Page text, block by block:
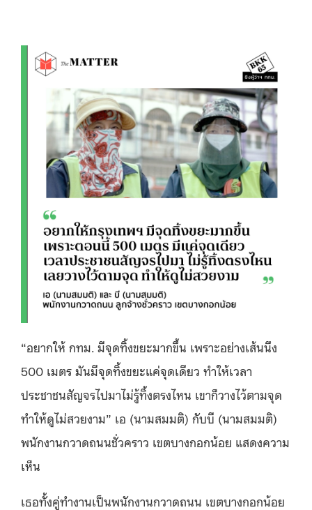
“อยากให้ กทม. มีจุดทิ้งขยะมากขึ้น เพราะอย่างเส้นนึง
500 เมตร มันมีจุดทิ้งขยะแค่จุดเดียว ทำให้เวลา
ประชาชนสัญจรไปมาไม่รู้ทิ้งตรงไหน เขาก็วางไว้ตามจุด
ทำให้ดูไม่สวยงาม” เอ (นามสมมติ) กับบี (นามสมมติ)
พนักงานกวาดถนนชั่วคราว เขตบางกอกน้อย แสดงความ
เห็น
เธอทั้งคู่ทำงานเป็นพนักงานกวาดถนน เขตบางกอกน้อย